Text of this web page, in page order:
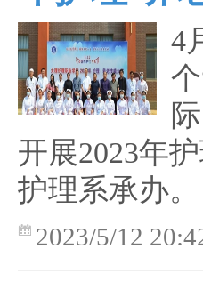
4
开展2023年
护理系承办
2023/5/12